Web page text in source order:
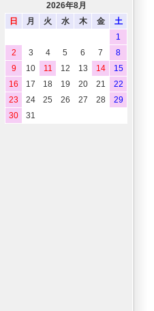
2026年8月
日
月 火 水 木 金
土
1
2
3 4 5 6 7
8
9
10 11 12 13 14
15
16
17 18 19 20 21
22
23
24 25 26 27 28
29
30
31